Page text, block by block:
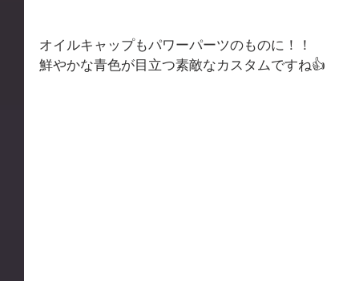
オイルキャップもパワーパーツのものに！！
鮮やかな青色が目立つ素敵なカスタムですね👍